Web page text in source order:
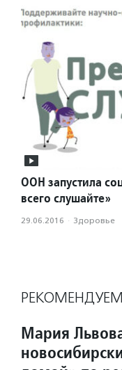
ООН запустила
всего слушайте»
29.06.2016 · Здоровье
РЕКОМЕНДУЕМ
Мария